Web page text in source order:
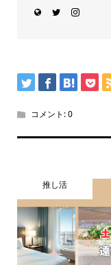
コメント:0
推し活